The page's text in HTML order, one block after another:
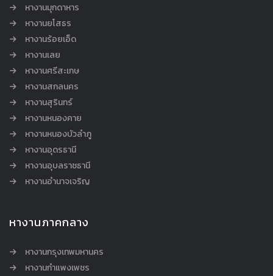
หางานมุกดาหาร
หางานยโสธร
หางานร้อยเอ็ด
หางานเลย
หางานศรีสะเกษ
หางานสกลนคร
หางานสุรินทร์
หางานหนองคาย
หางานหนองบัวลำภู
หางานอุดรธานี
หางานอุบลราชธานี
หางานอำนาจเจริญ
หางานภาคกลาง
หางานกรุงเทพมหานคร
หางานกำแพงเพชร